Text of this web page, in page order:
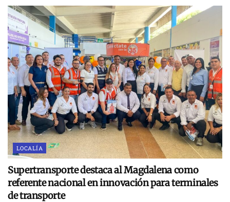
LOCALÍA
Supertransporte destaca al Magdalena como
referente nacional en innovación para terminales
de transporte